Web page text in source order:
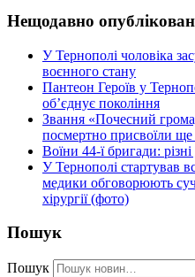
Нещодавно
У Тернополі чоловіка
воєнного стану
Пантеон Героїв у
об’єднує покоління
Звання «Почесний
посмертно присвоїли ще
Воїни 44-ї бригади:
У Тернополі стартував
медики обговорюють
хірургії (фото)
Пошук
Пошук